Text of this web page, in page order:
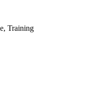
Training